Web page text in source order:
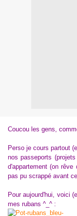
Coucou les gens,
Perso je cours partout
nos passeports
d'appartement (on
pas pu scrappé avant
Pour aujourd'hui, voici
mes rubans ^_^ :